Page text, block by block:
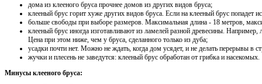
дома из клееного бруса прочнее домов из других видов бруса;
клееный брус горит хуже других видов бруса. Если на клееный брус попадет
больше свободы при выборе размеров. Максимальная длина - 18 метров,
клееный брус иногда изготавливают из ламелей разной древесины.
Цена при этом ниже, чем у бруса, сделанного только из дуба;
усадки почти нет. Можно не ждать, когда дом усядет, и не делать перерывы в
жучки и плесень не заведутся: клееный брус обработан от грибка и насекомых.
Минусы клееного бруса: